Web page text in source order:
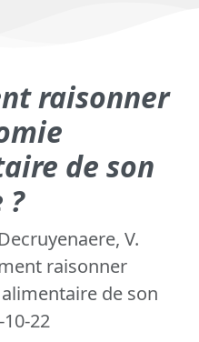
raisonner
de son
?
V.
raisonner
de son
22